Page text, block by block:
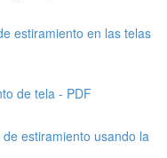
estiramiento en las telas
de tela - PDF
estiramiento usando la